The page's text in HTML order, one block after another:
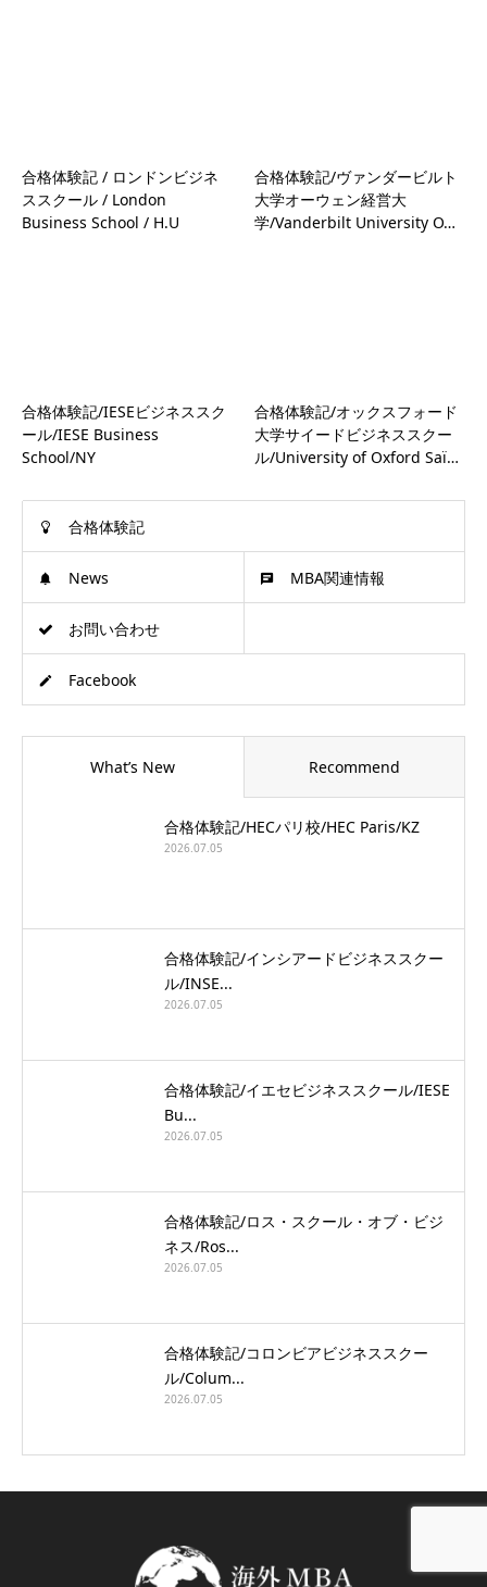
合格体験記 / ロンドンビジネ
ススクール / London
Business School / H.U
合格体験記/ヴァンダービルト
大学オーウェン経営大
学/Vanderbilt University O…
合格体験記/IESEビジネススク
ール/IESE Business
School/NY
合格体験記/オックスフォード
大学サイードビジネススクー
ル/University of Oxford Saï…
合格体験記
News MBA関連情報
お問い合わせ
Facebook
What’s New Recommend
合格体験記/HECパリ校/HEC Paris/KZ
2026.07.05
合格体験記/インシアードビジネススクー
ル/INSE...
2026.07.05
合格体験記/イエセビジネススクール/IESE
Bu...
2026.07.05
合格体験記/ロス・スクール・オブ・ビジ
ネス/Ros...
2026.07.05
合格体験記/コロンビアビジネススクー
ル/Colum...
2026.07.05